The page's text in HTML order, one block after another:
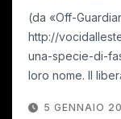
(da «Off-
http://
una-specie-di-
loro nome. Il
5 GENNAIO